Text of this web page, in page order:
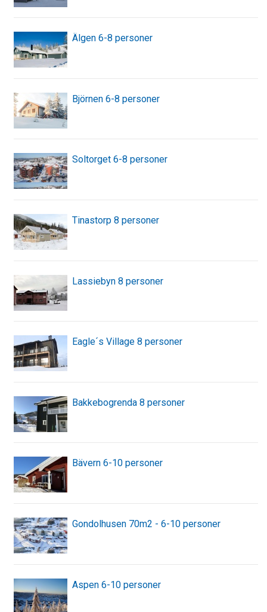
Älgen 6-8 personer
Björnen 6-8 personer
Soltorget 6-8 personer
Tinastorp 8 personer
Lassiebyn 8 personer
Eagle´s Village 8 personer
Bakkebogrenda 8 personer
Bävern 6-10 personer
Gondolhusen 70m2 - 6-10 personer
Aspen 6-10 personer